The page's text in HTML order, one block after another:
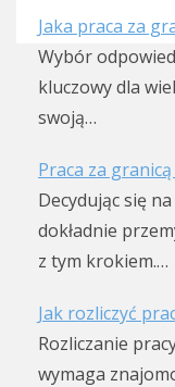
Jaka praca za
Wybór
kluczowy dla
swoją…
Praca za
Decydując się
dokładnie
z tym krokiem.…
Jak rozliczyć
Rozliczanie
wymaga